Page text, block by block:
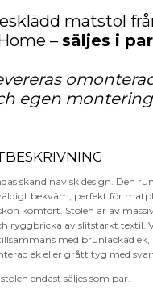
matstol
– säljes i
egen montering
skandinavisk design. Den
bekväm, perfekt för
komfort. Stolen är av
ryggbricka av slitstarkt textil.
med brunlackad
ek eller grått tyg med
endast säljes som par.